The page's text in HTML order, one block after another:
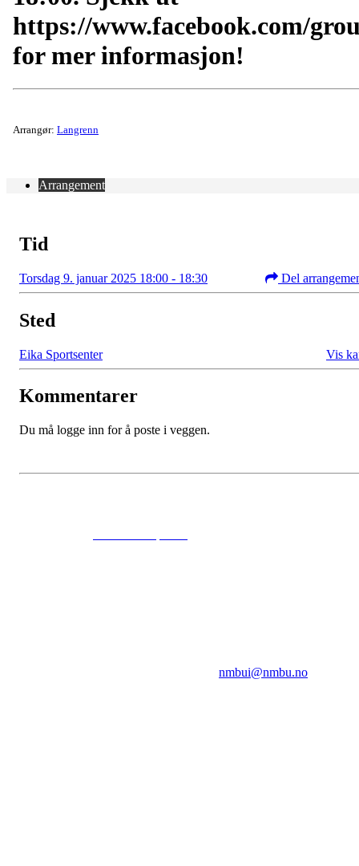
https://www.facebook.com/
for mer informasjon!
Arrangør: Langrenn
Arrangement
Tid
Torsdag 9. januar 2025 18:00 - 18:30 Del
Sted
Eika Sportsenter Vis
Kommentarer
Du må logge inn for å poste i veggen.
nmbui@nmbu.no